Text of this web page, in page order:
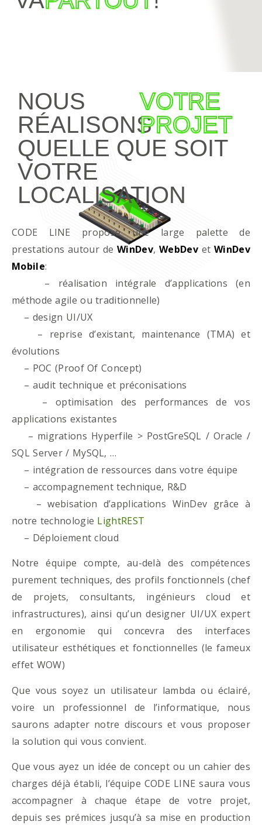
NOUS
RÉALISONS
VOTRE
PROJET
QUELLE QUE SOIT
VOTRE
LOCALISATION
CODE LINE propose une large palette de
prestations autour deWinDev,WebDevet WinDev
Mobile:
– réalisation intégrale d’applications (en
méthode agile ou traditionnelle)
– design UI/UX
– reprise d’existant, maintenance (TMA) et
évolutions
– POC (Proof Of Concept)
– audit technique et préconisations
– optimisation des performances de vos
applications existantes
– migrations Hyperfile > PostGreSQL / Oracle /
SQL Server / MySQL, …
– intégration de ressources dans votre équipe
– accompagnement technique, R&D
– webisation d’applications WinDev grâce à
notre technologie LightREST
– Déploiement cloud
Notre équipe compte, au-delà des compétences
purement techniques, des profils fonctionnels (chef
de projets, consultants, ingénieurs cloud et
infrastructures), ainsi qu’un designer UI/UX expert
en ergonomie qui concevra des interfaces
utilisateur esthétiques et fonctionnelles (le fameux
effet WOW)
Que vous soyez un utilisateur lambda ou éclairé,
voire un professionnel de l’informatique, nous
saurons adapter notre discours et vous proposer
la solution qui vous convient.
Que vous ayez un idée de concept ou un cahier des
charges déjà établi, l’équipe CODE LINE saura vous
accompagner à chaque étape de votre projet,
depuis ses prémices jusqu’à sa mise en production